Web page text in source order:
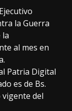
la Guerra
la
al mes en
Patria Digital
es de Bs.
vigente del